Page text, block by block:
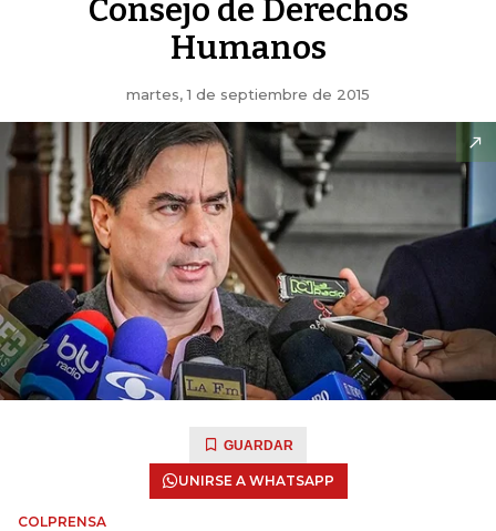
Consejo de Derechos
Humanos
martes, 1 de septiembre de 2015
GUARDAR
UNIRSE A WHATSAPP
COLPRENSA